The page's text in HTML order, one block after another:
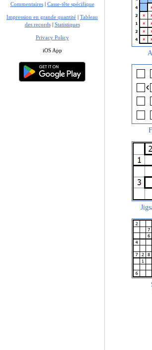
Commentaires| Casse-tête spécifique
Impression en grande quantité | Tableau
des records| Statistiques
Privacy Policy
iOS App